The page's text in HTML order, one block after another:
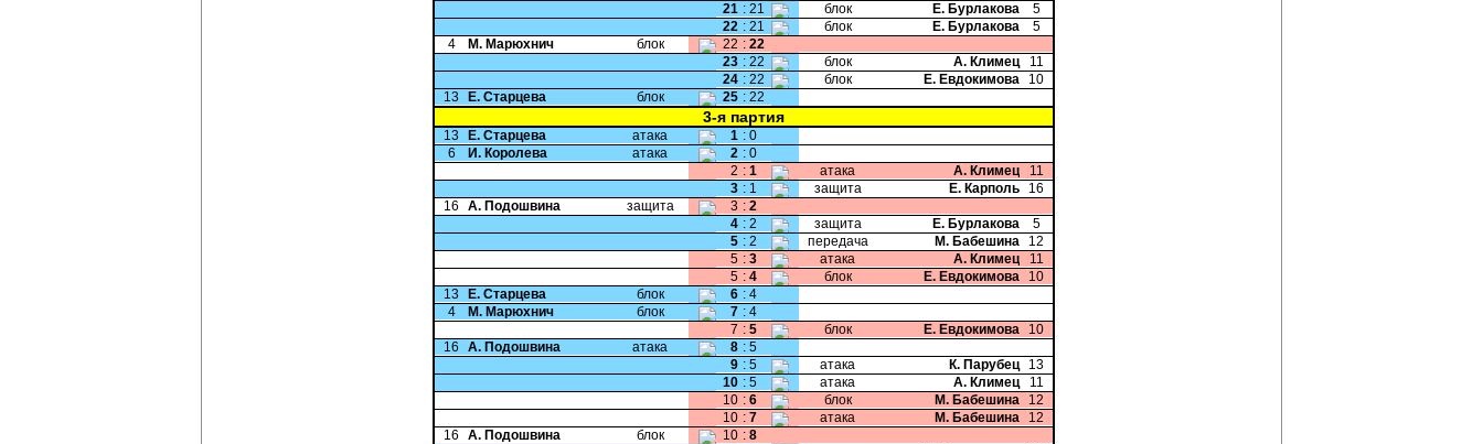
21 : 21 блок Е. Бурлакова
5
22 : 21 блок Е. Бурлакова
5
4
М. Марюхнич блок 22 : 22
23 : 22 блок А. Климец
11
24 : 22 блок Е. Евдокимова
10
13
Е. Старцева блок 25 : 22
3-я партия
13 Е. Старцева атака 1 : 0
6
И. Королева атака 2 : 0
2 : 1 атака А. Климец
11
3 : 1 защита Е. Карполь
16
16
А. Подошвина защита 3 : 2
4 : 2 защита Е. Бурлакова
5
5 : 2 передача М. Бабешина
12
5 : 3 атака А. Климец
11
5 : 4 блок Е. Евдокимова
10
13
Е. Старцева блок 6 : 4
4
М. Марюхнич блок 7 : 4
7 : 5 блок Е. Евдокимова
10
16
А. Подошвина атака 8 : 5
9 : 5 атака К. Парубец
13
10 : 5 атака А. Климец
11
10 : 6 блок М. Бабешина
12
10 : 7 атака М. Бабешина
12
16
А. Подошвина блок 10 : 8